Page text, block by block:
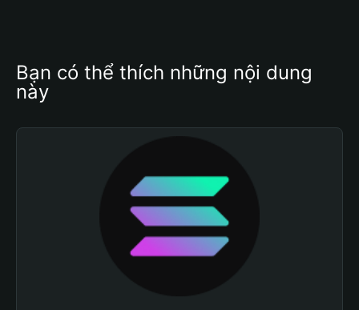
Bạn có thể thích những nội dung
này